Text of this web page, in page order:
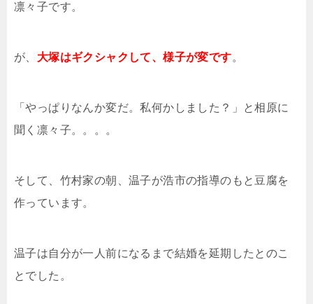
凛々子です。
が、 大塚はギクシャクして、様子が変です。
「やっぱりなんか変だ。私何かしました？」と相原に
聞く凛々子。。。。
そして、竹村家の朝、温子が浩市の指導のもと豆腐を
作っています。
温子は自分が一人前になるまで結婚を延期したとのこ
とでした。